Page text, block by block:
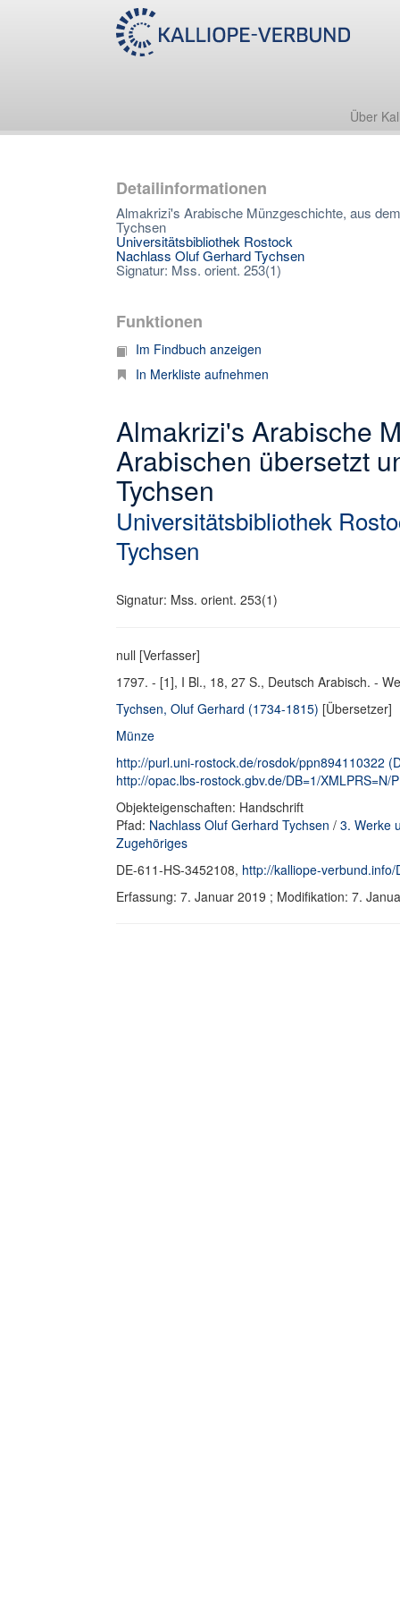
Über
Detailinformationen
Almakrizi's Arabische Münzgeschichte, aus
Tychsen
Universitätsbibliothek Rostock
Nachlass Oluf Gerhard Tychsen
Signatur: Mss. orient. 253(1)
Funktionen
Im Findbuch anzeigen
In Merkliste aufnehmen
Almakrizi's Arabische
Arabischen übersetzt
Tychsen
Universitätsbibliothek
Tychsen
Signatur: Mss. orient. 253(1)
null [Verfasser]
1797. - [1], I Bl., 18, 27 S., Deutsch Arabisch. -
Tychsen, Oluf Gerhard (1734-1815) [Übersetzer]
Münze
http://purl.uni-rostock.de/rosdok/ppn894110322
http://opac.lbs-rostock.gbv.de/DB=1/
Objekteigenschaften: Handschrift
Pfad: Nachlass Oluf Gerhard Tychsen / 3. Werke
Zugehöriges
DE-611-HS-3452108, http://kalliope-
Erfassung: 7. Januar 2019 ; Modifikation: 7.